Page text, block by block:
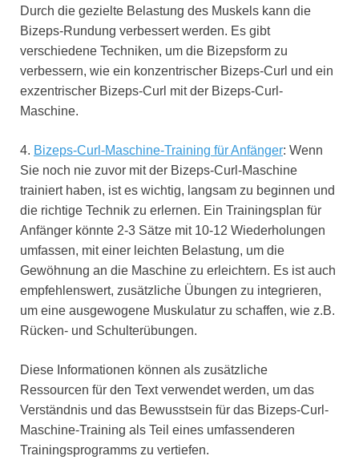
Durch die gezielte Belastung des Muskels kann die
Bizeps-Rundung verbessert werden. Es gibt
verschiedene Techniken, um die Bizepsform zu
verbessern, wie ein konzentrischer Bizeps-Curl und ein
exzentrischer Bizeps-Curl mit der Bizeps-Curl-
Maschine.
4. Bizeps-Curl-Maschine-Training für Anfänger: Wenn
Sie noch nie zuvor mit der Bizeps-Curl-Maschine
trainiert haben, ist es wichtig, langsam zu beginnen und
die richtige Technik zu erlernen. Ein Trainingsplan für
Anfänger könnte 2-3 Sätze mit 10-12 Wiederholungen
umfassen, mit einer leichten Belastung, um die
Gewöhnung an die Maschine zu erleichtern. Es ist auch
empfehlenswert, zusätzliche Übungen zu integrieren,
um eine ausgewogene Muskulatur zu schaffen, wie z.B.
Rücken- und Schulterübungen.
Diese Informationen können als zusätzliche
Ressourcen für den Text verwendet werden, um das
Verständnis und das Bewusstsein für das Bizeps-Curl-
Maschine-Training als Teil eines umfassenderen
Trainingsprogramms zu vertiefen.